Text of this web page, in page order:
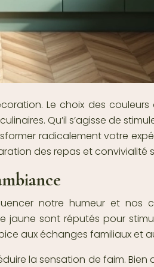
Le choix des
Qu’il s’agisse de
radicalement votre
des repas et convivialité
notre humeur et nos
sont réputés pour
aux échanges familiaux et
la sensation de faim.